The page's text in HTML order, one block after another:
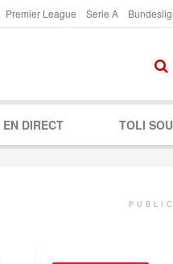
Premier League Serie A
EN DIRECT TOLI